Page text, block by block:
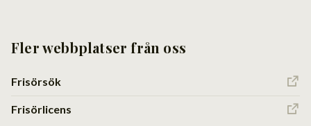
Fler webbplatser från oss
Frisörsök
Frisörlicens